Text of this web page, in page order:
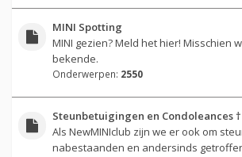
MINI Spotting
MINI gezien? Meld het hier! Misschien
bekende.
Onderwerpen: 2550
Steunbetuigingen en Condoleances †
Als NewMINIclub zijn we er ook om
nabestaanden en andersinds